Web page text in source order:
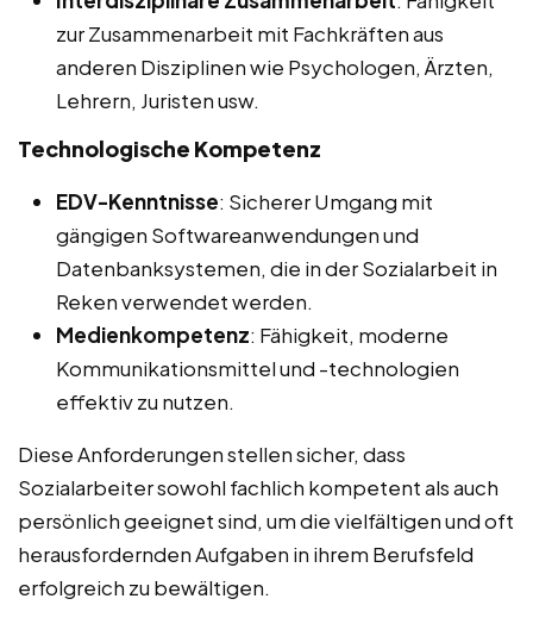
zur Zusammenarbeit mit Fachkräften aus
anderen Disziplinen wie Psychologen, Ärzten,
Lehrern, Juristen usw.
Technologische Kompetenz
EDV-Kenntnisse: Sicherer Umgang mit
gängigen Softwareanwendungen und
Datenbanksystemen, die in der Sozialarbeit in
Reken verwendet werden.
Medienkompetenz: Fähigkeit, moderne
Kommunikationsmittel und -technologien
effektiv zu nutzen.
Diese Anforderungen stellen sicher, dass
Sozialarbeiter sowohl fachlich kompetent als auch
persönlich geeignet sind, um die vielfältigen und oft
herausfordernden Aufgaben in ihrem Berufsfeld
erfolgreich zu bewältigen.